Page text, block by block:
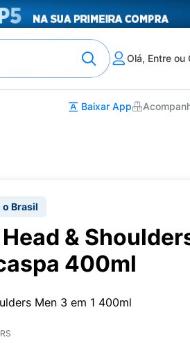
Olá, Entre
Baixar App
Brasil
&
400ml
Men 3 em 1 400ml